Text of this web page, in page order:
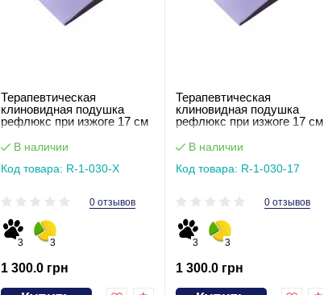
Терапевтическая
клиновидная подушка
рефлюкс при изжоге 17 см
В наличии
Код товара: R-1-030-Х
0 отзывов
3 3
1 300.0 грн
Терапевтическая
клиновидная подушка
рефлюкс при изжоге 17 см
В наличии
Код товара: R-1-030-17
0 отзывов
3 3
1 300.0 грн